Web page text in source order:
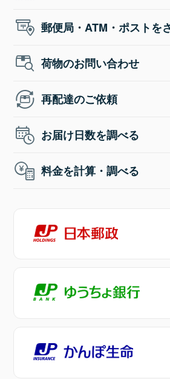
郵便局・ATM・ポストを
荷物のお問い合わせ
再配達のご依頼
お届け日数を調べる
料金を計算・調べる